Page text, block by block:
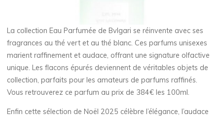
La collection Eau Parfumée de Bvlgari se réinvente avec ses
fragrances au thé vert et au thé blanc. Ces parfums unisexes
marient raffinement et audace, offrant une signature olfactive
unique. Les flacons épurés deviennent de véritables objets de
collection, parfaits pour les amateurs de parfums raffinés.
Vous retrouverez ce parfum au prix de 384€ les 100ml.
Enfin cette sélection de Noël 2025 célèbre l’élégance, l’audace